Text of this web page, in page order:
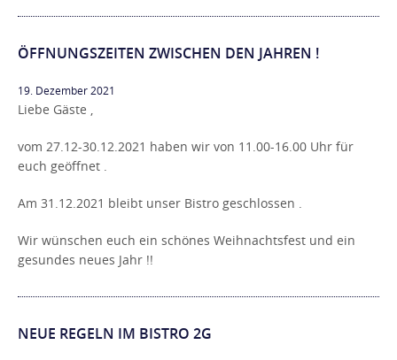
ÖFFNUNGSZEITEN ZWISCHEN DEN JAHREN !
19. Dezember 2021
Liebe Gäste ,
vom 27.12-30.12.2021 haben wir von 11.00-16.00 Uhr für
euch geöffnet .
Am 31.12.2021 bleibt unser Bistro geschlossen .
Wir wünschen euch ein schönes Weihnachtsfest und ein
gesundes neues Jahr !!
NEUE REGELN IM BISTRO 2G